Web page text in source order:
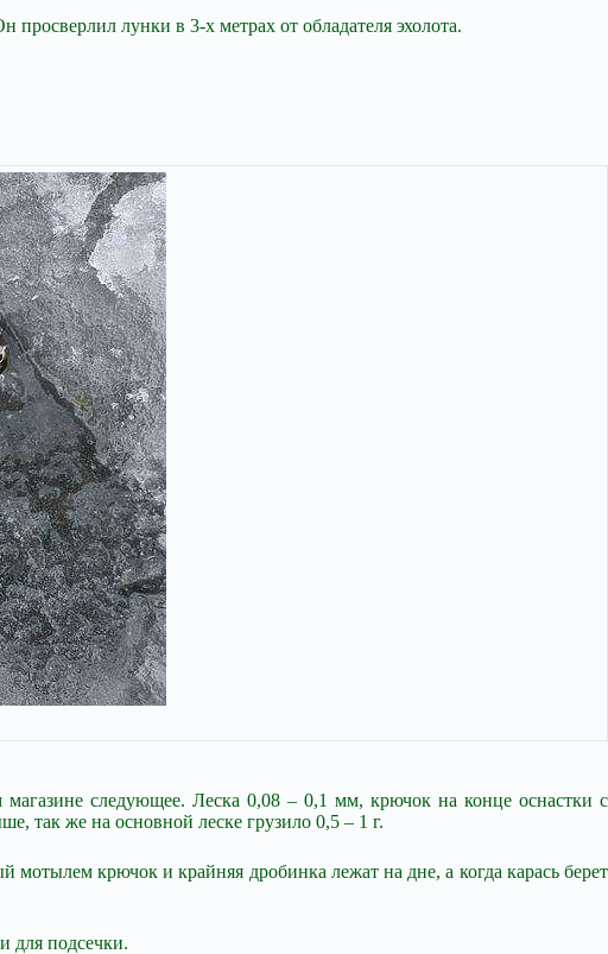
лунки в 3-х метрах от обладателя эхолота.
следующее. Леска 0,08 – 0,1 мм, крючок на конце оснастки с
так же на основной леске грузило 0,5 – 1 г.
крючок и крайняя дробинка лежат на дне, а когда карась берет
для подсечки.